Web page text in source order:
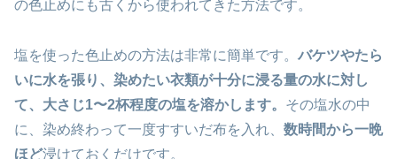
の色止めにも古くから使われてきた方法です。
塩を使った色止めの方法は非常に簡単です。 バケツやたら
いに水を張り、染めたい衣類が十分に浸る量の水に対し
て、大さじ1〜2杯程度の塩を溶かします。 その塩水の中
に、染め終わって一度すすいだ布を入れ、 数時間から一晩
ほど浸けておくだけです。